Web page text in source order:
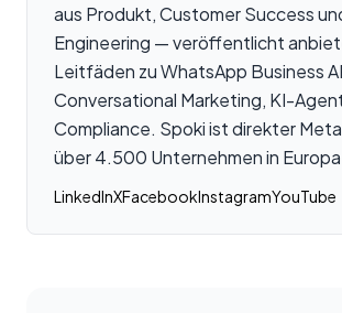
aus Produkt, Customer Success
Engineering — veröffentlicht
Leitfäden zu WhatsApp Business
Conversational Marketing, KI-
Compliance. Spoki ist direkter
über 4.500 Unternehmen in Europa
LinkedInXFacebookInstagramYouTube